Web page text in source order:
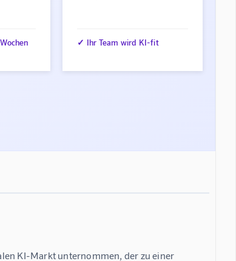
✓ Ihr Team wird KI-fit
KI-Markt unternommen, der zu einer